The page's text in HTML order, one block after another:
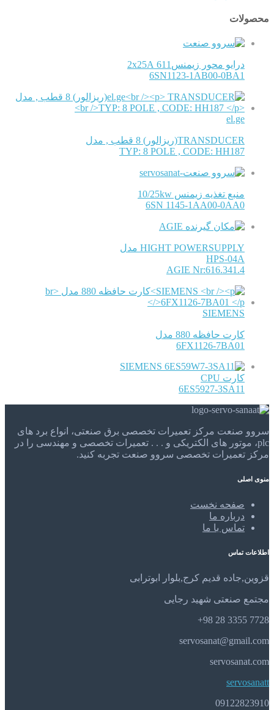
محصولات
درایو محور زیمنس611 2x25A
6SN1123-1AB00-0BA1
el.ge
TRANSDUCER(ریزالور) 8 قطب , مدل
TYP: 8 POLE , CODE: HH187
منبع تغذیه زیمنس 10/25kw
6SN 1145-1AA00-0AA0
AGIE
HIGHT POWERSUPPLY مدل
HPS-04A
AGIE Nr:616.341.4
SIEMENS
کارت حافظه 880 مدل
6FX1126-7BA01
SIEMENS
کارت CPU
6ES5927-3SA11
سروو صنعت مرکز تعمیرات تخصصی برق صنعتی، انواع برد های
plc، موتور های الکتریکی و . . . تعمیرات تخصصی و مهندسی را در
مرکز تعمیرات تخصصی سروو صنعت تجربه کنید.
منوی اصلی
صفحه نخست
درباره ما
تماس با ما
اطلاعات تماس
قزوین,جاده قدیم کرج,بلوار ابوترابی
مجتمع صنعتی شهید رجایی
7728 3355 28 98+
servosanat@gmail.com
servosanat.com
servosanatt
09122823910